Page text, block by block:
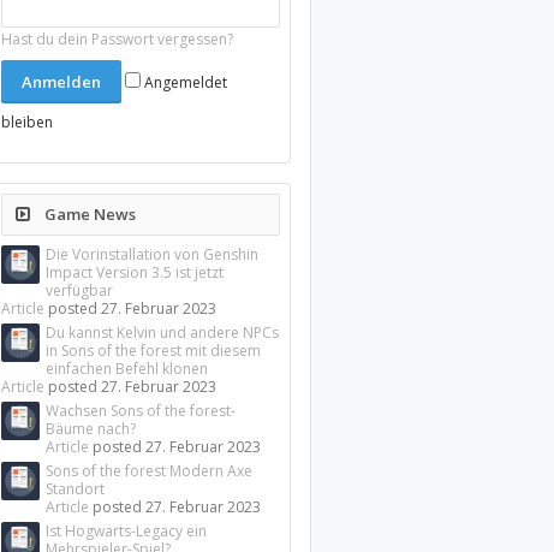
Hast du dein Passwort vergessen?
Angemeldet
bleiben
Game News
Die Vorinstallation von Genshin
Impact Version 3.5 ist jetzt
verfügbar
Article posted27. Februar 2023
Du kannst Kelvin und andere NPCs
in Sons of the forest mit diesem
einfachen Befehl klonen
Article posted27. Februar 2023
Wachsen Sons of the forest-
Bäume nach?
Article posted27. Februar 2023
Sons of the forest Modern Axe
Standort
Article posted27. Februar 2023
Ist Hogwarts-Legacy ein